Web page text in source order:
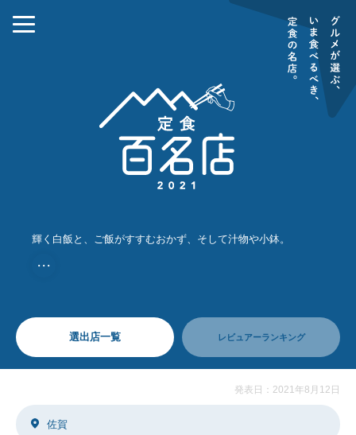
輝く白飯と、ご飯がすすむおかず、そして汁物や小鉢。
・・・
選出店一覧 レビュアーランキング
発表日：2021年8月12日
佐賀